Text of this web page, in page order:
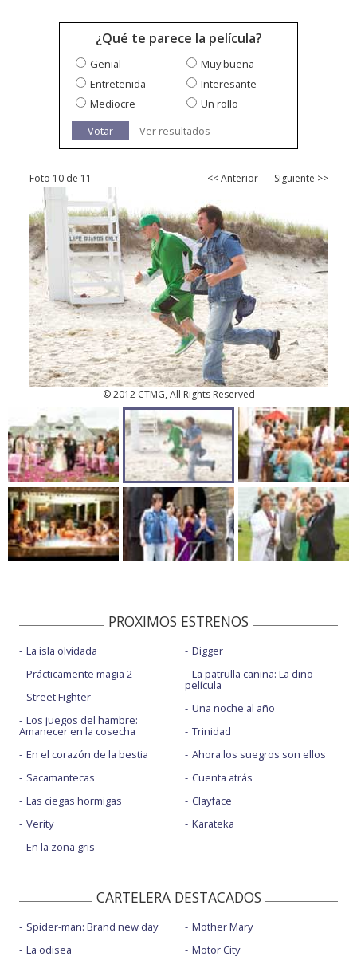
¿Qué te parece la película?
Genial
Muy buena
Entretenida
Interesante
Mediocre
Un rollo
Votar
Ver resultados
Foto 10 de 11 << Anterior Siguiente >>
© 2012 CTMG, All Rights Reserved
PROXIMOS ESTRENOS
La isla olvidada
Prácticamente magia 2
Street Fighter
Los juegos del hambre:
Amanecer en la cosecha
En el corazón de la bestia
Sacamantecas
Las ciegas hormigas
Verity
En la zona gris
Digger
La patrulla canina: La dino
película
Una noche al año
Trinidad
Ahora los suegros son ellos
Cuenta atrás
Clayface
Karateka
CARTELERA DESTACADOS
Spider-man: Brand new day
La odisea
Mother Mary
Motor City